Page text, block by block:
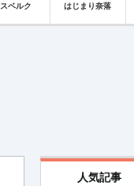
ベルク はじまり奈落
人気記事